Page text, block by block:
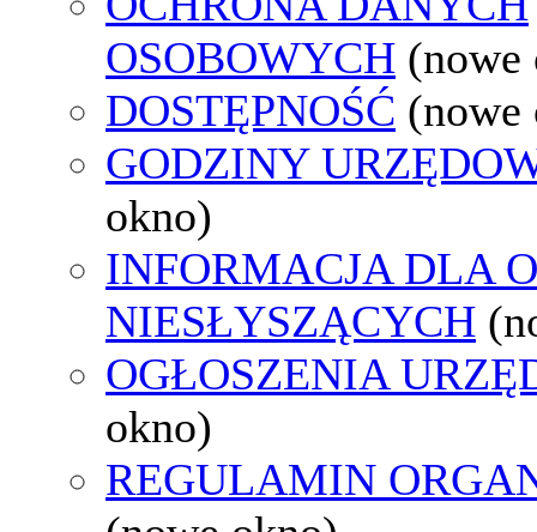
OSOBOWYCH (nowe
DOSTĘPNOŚĆ (nowe
GODZINY
okno)
INFORMACJA DLA
NIESŁYSZĄCYCH
OGŁOSZENIA
okno)
REGULAMIN